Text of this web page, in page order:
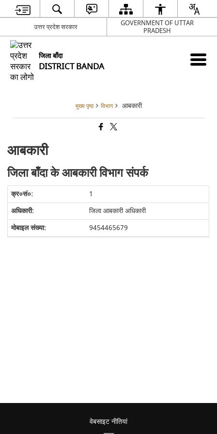
उत्तर प्रदेश सरकार
GOVERNMENT OF UTTAR
PRADESH
जिला बाँदा
DISTRICT BANDA
मुख्य पृष्ठ विभाग आबकारी
आबकारी
जिला बाँदा के आबकारी विभाग संपर्क
1
जिला आबकारी अधिकारी
9454465679
वेबसाइट नीतियां